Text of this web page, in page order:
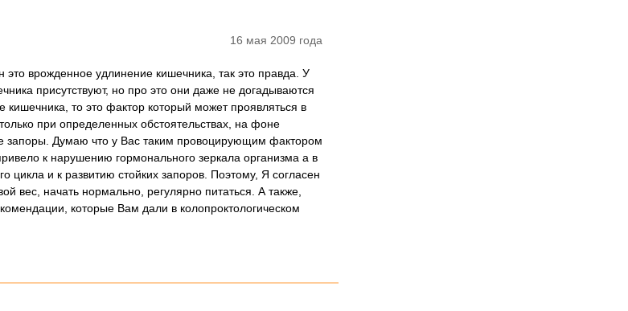
16 мая 2009 года
врожденное удлинение кишечника, так это правда. У
присутствуют, но про это они даже не догадываются
кишечника, то это фактор который может проявляться в
при определенных обстоятельствах, на фоне
запоры. Думаю что у Вас таким провоцирующим фактором
к нарушению гормонального зеркала организма а в
и к развитию стойких запоров. Поэтому, Я согласен
вес, начать нормально, регулярно питаться. А также,
которые Вам дали в колопроктологическом